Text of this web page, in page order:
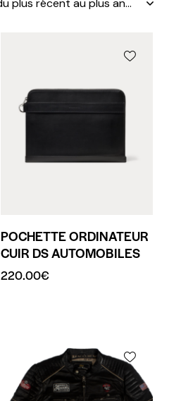
POCHETTE ORDINATEUR
CUIR DS AUTOMOBILES
220.00€